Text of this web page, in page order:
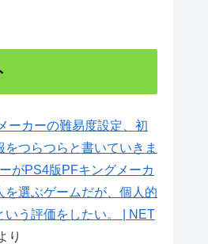
ーカーの難易度設定、初
つらつらと書いていきま
がPS4版PFキングメーカ
を選ぶゲームだが、個人的
いう評価をしたい。 | NET
り